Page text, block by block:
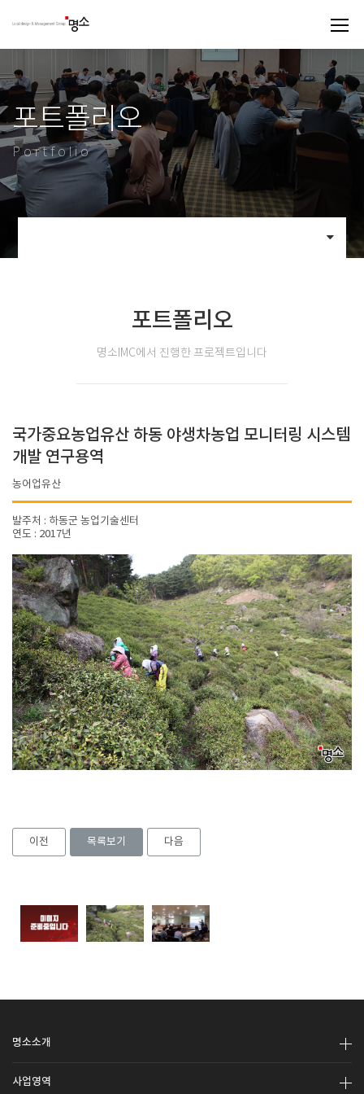
포트폴리오
Portfolio
포트폴리오
명소IMC에서 진행한 프로젝트입니다
국가중요농업유산 하동 야생차농업 모니터링 시스템
개발 연구용역
농어업유산
발주처 : 하동군 농업기술센터
연도 : 2017년
이전 목록보기 다음
명소소개
사업영역